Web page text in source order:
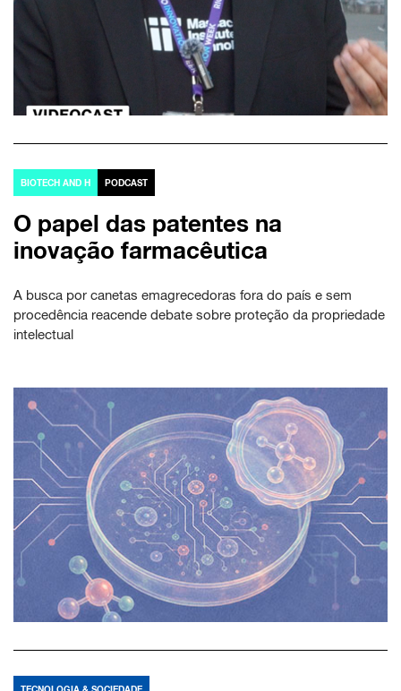
BIOTECH AND H PODCAST
O papel das patentes na
inovação farmacêutica
A busca por canetas emagrecedoras fora do país e sem
procedência reacende debate sobre proteção da propriedade
intelectual
TECNOLOGIA & SOCIEDADE